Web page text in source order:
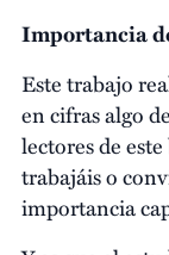
Importancia
Este trabajo
en cifras algo
lectores de
trabajáis o
importancia